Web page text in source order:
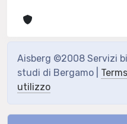
Aisberg ©2008 Servizi
studi di Bergamo |
utilizzo